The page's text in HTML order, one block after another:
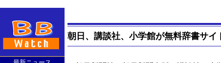
朝日、講談社、小学館が無料辞書サイ